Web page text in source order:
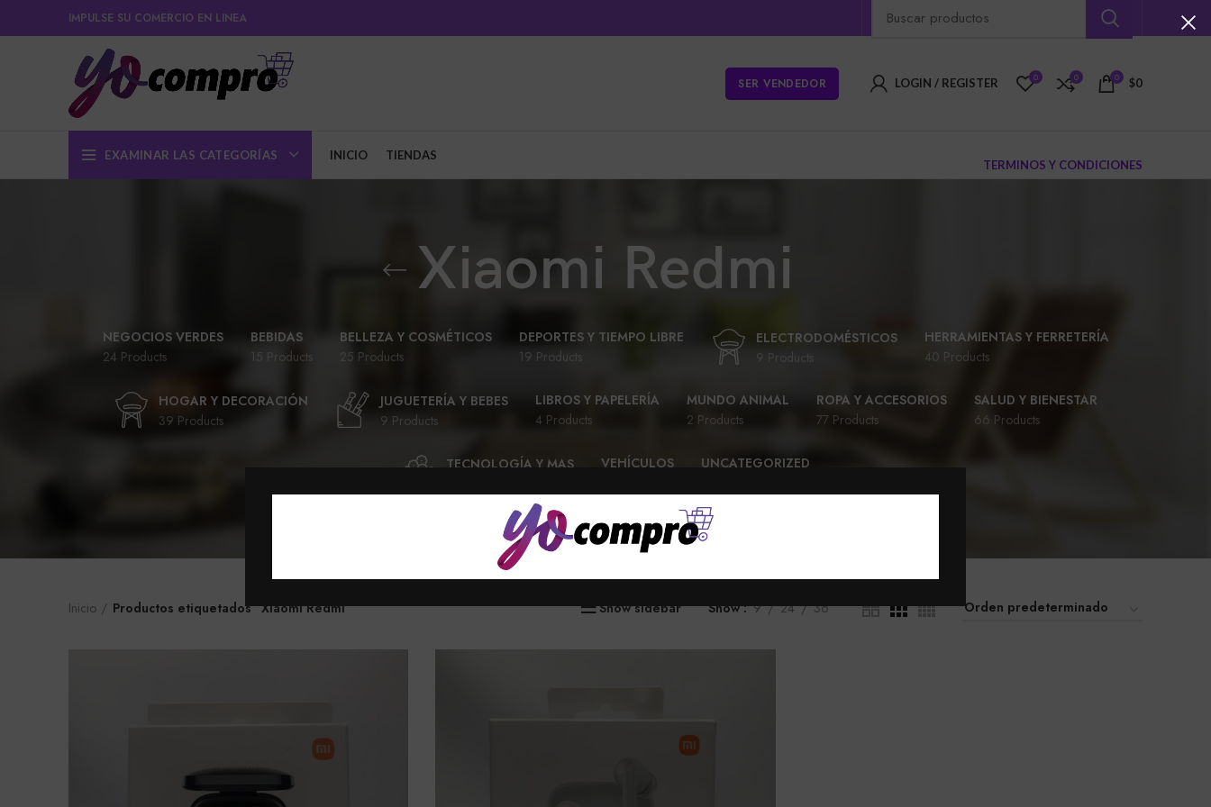
IMPULSE SU COMERCIO EN LINEA
SER VENDEDOR LOGIN / REGISTER 0 0 0 $0
EXAMINAR LAS CATEGORÍAS INICIO TIENDAS
TERMINOS Y CONDICIONES
Xiaomi Redmi
NEGOCIOS VERDES
24 Products
BEBIDAS
15 Products
BELLEZA Y COSMÉTICOS
25 Products
DEPORTES Y TIEMPO LIBRE
19 Products
ELECTRODOMÉSTICOS
9 Products
HERRAMIENTAS Y FERRETERÍA
40 Products
HOGAR Y DECORACIÓN
39 Products
JUGUETERÍA Y BEBES
9 Products
LIBROS Y PAPELERÍA
4 Products
MUNDO ANIMAL
2 Products
ROPA Y ACCESORIOS
77 Products
SALUD Y BIENESTAR
66 Products
TECNOLOGÍA Y MAS
VEHÍCULOS
UNCATEGORIZED
Inicio Productos etiquetados “Xiaomi Redmi” Show sidebar Show 9 24 36